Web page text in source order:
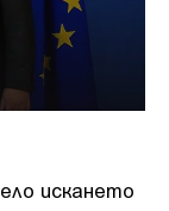
искането